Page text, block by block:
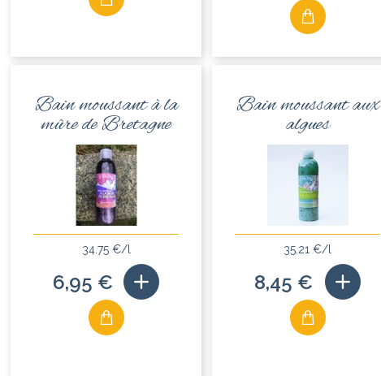
Bain moussant à la
mûre de Bretagne
34.75 €/l
6,95 €
Bain moussant aux
algues
35.21 €/l
8,45 €